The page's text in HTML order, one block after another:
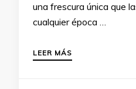
una frescura única que
cualquier época …
LEER MÁS